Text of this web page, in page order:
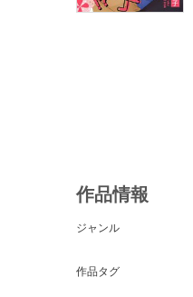
作品情報
ジャンル
作品タグ